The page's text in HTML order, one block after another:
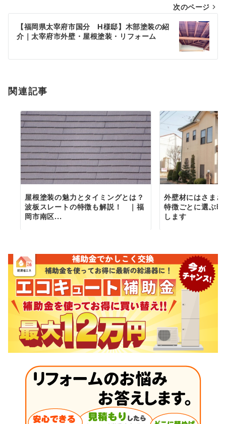
ビ
ー
シ
ン
次のページ
【福岡県太宰府市国分 H様邸】木部塗装の紹
介｜太宰府市外壁・屋根塗装・リフォーム
関連記事
屋根塗装の魅力とタイミングとは？
波板スレートの特徴も解説！ ｜福
岡市南区...
外壁材にはさま
特徴ごとに選ぶ
します